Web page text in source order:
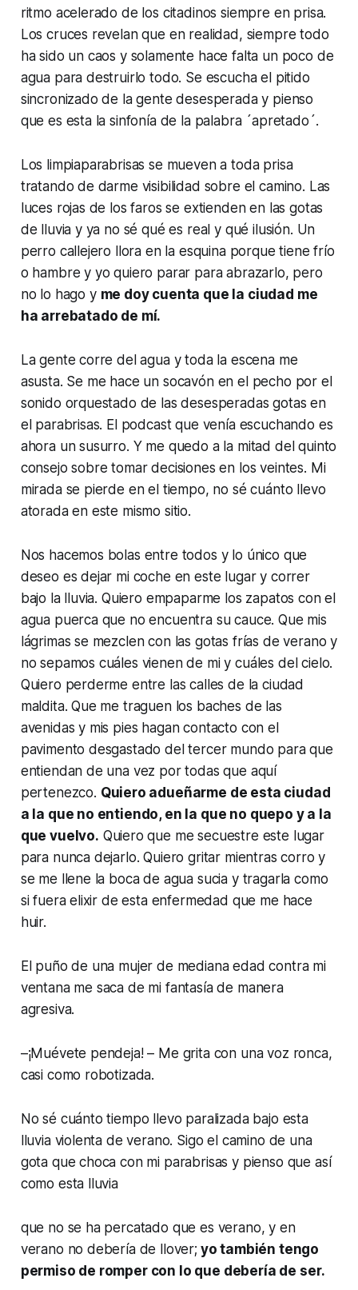
ritmo acelerado de los citadinos siempre en prisa.
Los cruces revelan que en realidad, siempre todo
ha sido un caos y solamente hace falta un poco de
agua para destruirlo todo. Se escucha el pitido
sincronizado de la gente desesperada y pienso
que es esta la sinfonía de la palabra ´apretado´.
Los limpiaparabrisas se mueven a toda prisa
tratando de darme visibilidad sobre el camino. Las
luces rojas de los faros se extienden en las gotas
de lluvia y ya no sé qué es real y qué ilusión. Un
perro callejero llora en la esquina porque tiene frío
o hambre y yo quiero parar para abrazarlo, pero
no lo hago y me doy cuenta que la ciudad me
ha arrebatado de mí.
La gente corre del agua y toda la escena me
asusta. Se me hace un socavón en el pecho por el
sonido orquestado de las desesperadas gotas en
el parabrisas. El podcast que venía escuchando es
ahora un susurro. Y me quedo a la mitad del quinto
consejo sobre tomar decisiones en los veintes. Mi
mirada se pierde en el tiempo, no sé cuánto llevo
atorada en este mismo sitio.
Nos hacemos bolas entre todos y lo único que
deseo es dejar mi coche en este lugar y correr
bajo la lluvia. Quiero empaparme los zapatos con el
agua puerca que no encuentra su cauce. Que mis
lágrimas se mezclen con las gotas frías de verano y
no sepamos cuáles vienen de mi y cuáles del cielo.
Quiero perderme entre las calles de la ciudad
maldita. Que me traguen los baches de las
avenidas y mis pies hagan contacto con el
pavimento desgastado del tercer mundo para que
entiendan de una vez por todas que aquí
pertenezco. Quiero adueñarme de esta ciudad
a la que no entiendo, en la que no quepo y a la
que vuelvo. Quiero que me secuestre este lugar
para nunca dejarlo. Quiero gritar mientras corro y
se me llene la boca de agua sucia y tragarla como
si fuera elixir de esta enfermedad que me hace
huir.
El puño de una mujer de mediana edad contra mi
ventana me saca de mi fantasía de manera
agresiva.
–¡Muévete pendeja! – Me grita con una voz ronca,
casi como robotizada.
No sé cuánto tiempo llevo paralizada bajo esta
lluvia violenta de verano. Sigo el camino de una
gota que choca con mi parabrisas y pienso que así
como esta lluvia
que no se ha percatado que es verano, y en
verano no debería de llover; yo también tengo
permiso de romper con lo que debería de ser.